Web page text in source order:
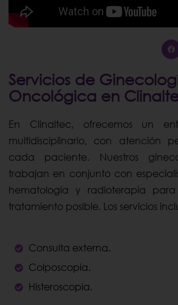
Servicios de
Oncológica en
En Clinaltec, ofrecemos un
multidisciplinario, con atención
cada paciente. Nuestros
trabajan en conjunto con
hematología y radioterapia
tratamiento posible. Los servicios
Consulta externa.
Colposcopia.
Histeroscopia.